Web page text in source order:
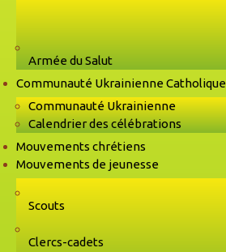
Armée du Salut
Communauté Ukrainienne Catholique
Communauté Ukrainienne
Calendrier des célébrations
Mouvements chrétiens
Mouvements de jeunesse
Scouts
Clercs-cadets